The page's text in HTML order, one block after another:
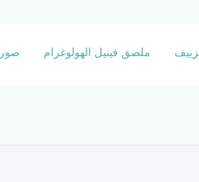
ملصق فينيل الهولوغرام